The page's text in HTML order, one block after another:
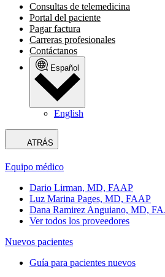
Consultas de telemedicina
Portal del paciente
Pagar factura
Carreras profesionales
Contáctanos
Español
English
ATRÁS
Equipo médico
Dario Lirman, MD, FAAP
Luz Marina Pages, MD, FAAP
Dana Ramirez Anguiano, MD,
Ver todos los proveedores
Nuevos pacientes
Guía para pacientes nuevos